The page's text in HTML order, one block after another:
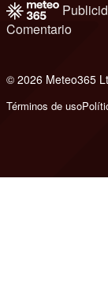
Comentario
© 2026 Meteo365
Términos de uso